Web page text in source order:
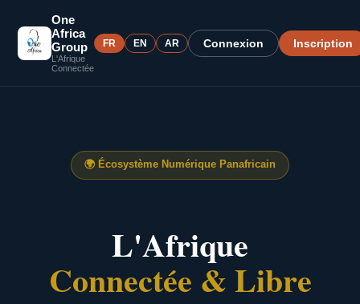
One
Africa
Group
L'Afrique
Connectée
FR EN AR Connexion Inscription
🌍 Écosystème Numérique Panafricain
L'Afrique
Connectée & Libre